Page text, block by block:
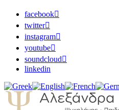
facebook
twitter
instagram
youtube
soundcloud
linkedin